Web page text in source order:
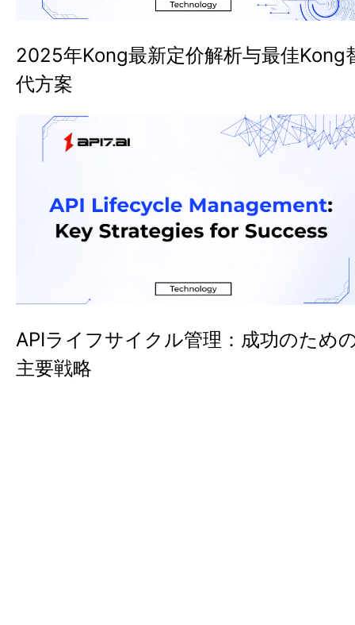
2025年Kong最新定价解析与最佳Kong
代方案
APIライフサイクル管理：成功のため
主要戦略